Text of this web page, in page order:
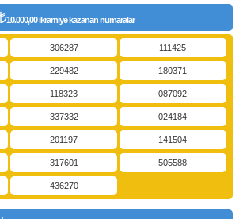
10.000,00 ikramiye kazanan numaralar
306287 111425
229482 180371
118323 087092
337332 024184
201197 141504
317601 505588
436270